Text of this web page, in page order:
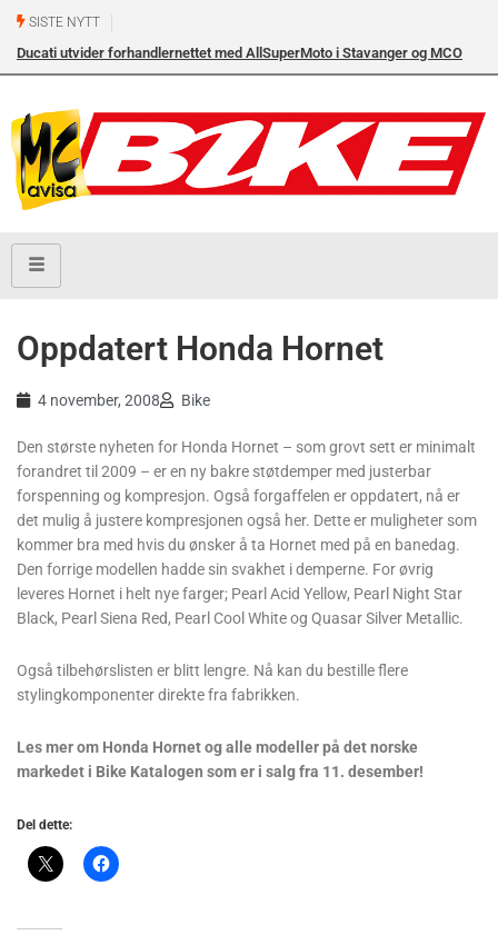
SISTE NYTT
Ducati utvider forhandlernettet med AllSuperMoto i Stavanger og MCO
Oppdatert Honda Hornet
4 november, 2008 Bike
Den største nyheten for Honda Hornet – som grovt sett er minimalt
forandret til 2009 – er en ny bakre støtdemper med justerbar
forspenning og kompresjon. Også forgaffelen er oppdatert, nå er
det mulig å justere kompresjonen også her. Dette er muligheter som
kommer bra med hvis du ønsker å ta Hornet med på en banedag.
Den forrige modellen hadde sin svakhet i demperne. For øvrig
leveres Hornet i helt nye farger; Pearl Acid Yellow, Pearl Night Star
Black, Pearl Siena Red, Pearl Cool White og Quasar Silver Metallic.
Også tilbehørslisten er blitt lengre. Nå kan du bestille flere
stylingkomponenter direkte fra fabrikken.
Les mer om Honda Hornet og alle modeller på det norske
markedet i Bike Katalogen som er i salg fra 11. desember!
Del dette: